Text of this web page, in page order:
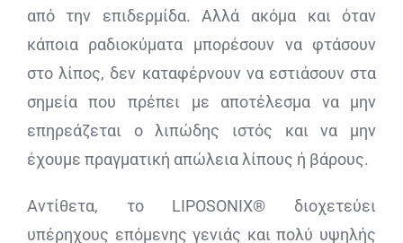
από την επιδερμίδα. Αλλά ακόμα και όταν
κάποια ραδιοκύματα μπορέσουν να φτάσουν
στο λίπος, δεν καταφέρνουν να εστιάσουν στα
σημεία που πρέπει με αποτέλεσμα να μην
επηρεάζεται ο λιπώδης ιστός και να μην
έχουμε πραγματική απώλεια λίπους ή βάρους.
Αντίθετα, το LIPOSONIX® διοχετεύει
υπέρηχους επόμενης γενιάς και πολύ υψηλής